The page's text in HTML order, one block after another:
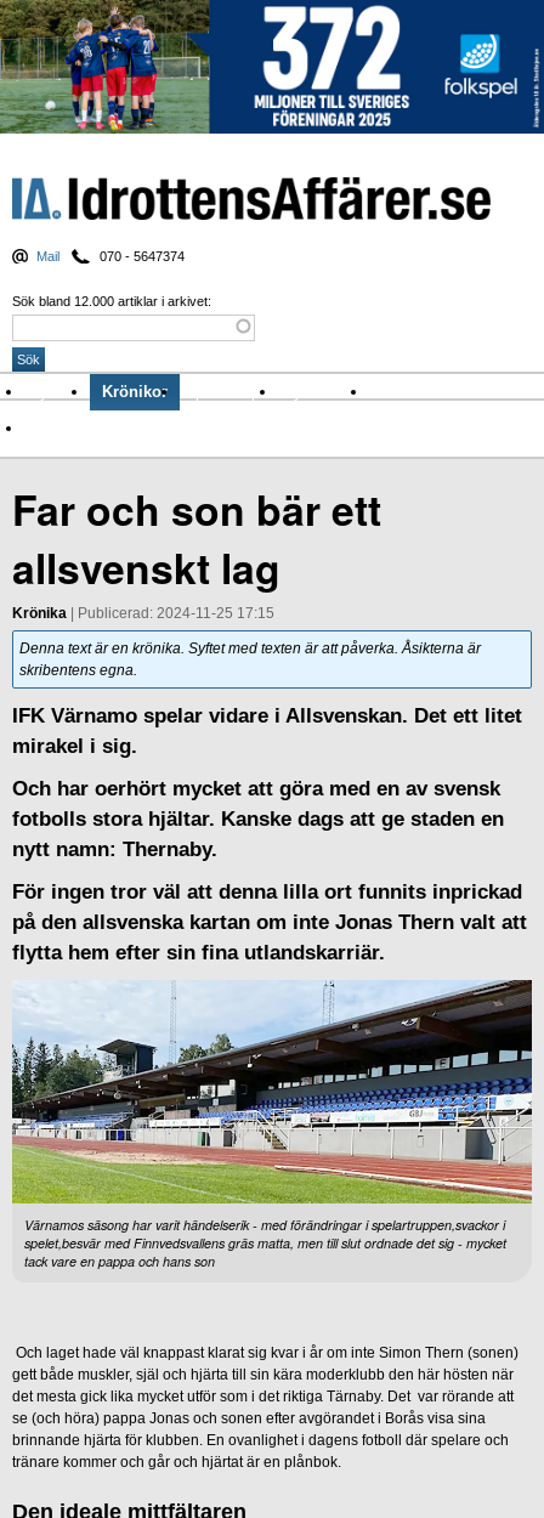
Mail 070 - 5647374
Sök bland 12.000 artiklar i arkivet:
Nyheter Krönikor Sport & spel Nyhetsbrev
Far och son bär ett
allsvenskt lag
Krönika | Publicerad: 2024-11-25 17:15
Denna text är en krönika. Syftet med texten är att påverka. Åsikterna är
skribentens egna.
IFK Värnamo spelar vidare i Allsvenskan. Det ett litet
mirakel i sig.
Och har oerhört mycket att göra med en av svensk
fotbolls stora hjältar. Kanske dags att ge staden en
nytt namn: Thernaby.
För ingen tror väl att denna lilla ort funnits inprickad
på den allsvenska kartan om inte Jonas Thern valt att
flytta hem efter sin fina utlandskarriär.
Värnamos säsong har varit händelserik - med förändringar i spelartruppen,svackor i
spelet,besvär med Finnvedsvallens gräs matta, men till slut ordnade det sig - mycket
tack vare en pappa och hans son
Och laget hade väl knappast klarat sig kvar i år om inte Simon Thern (sonen)
gett både muskler, själ och hjärta till sin kära moderklubb den här hösten när
det mesta gick lika mycket utför som i det riktiga Tärnaby. Det var rörande att
se (och höra) pappa Jonas och sonen efter avgörandet i Borås visa sina
brinnande hjärta för klubben. En ovanlighet i dagens fotboll där spelare och
tränare kommer och går och hjärtat är en plånbok.
Den ideale mittfältaren